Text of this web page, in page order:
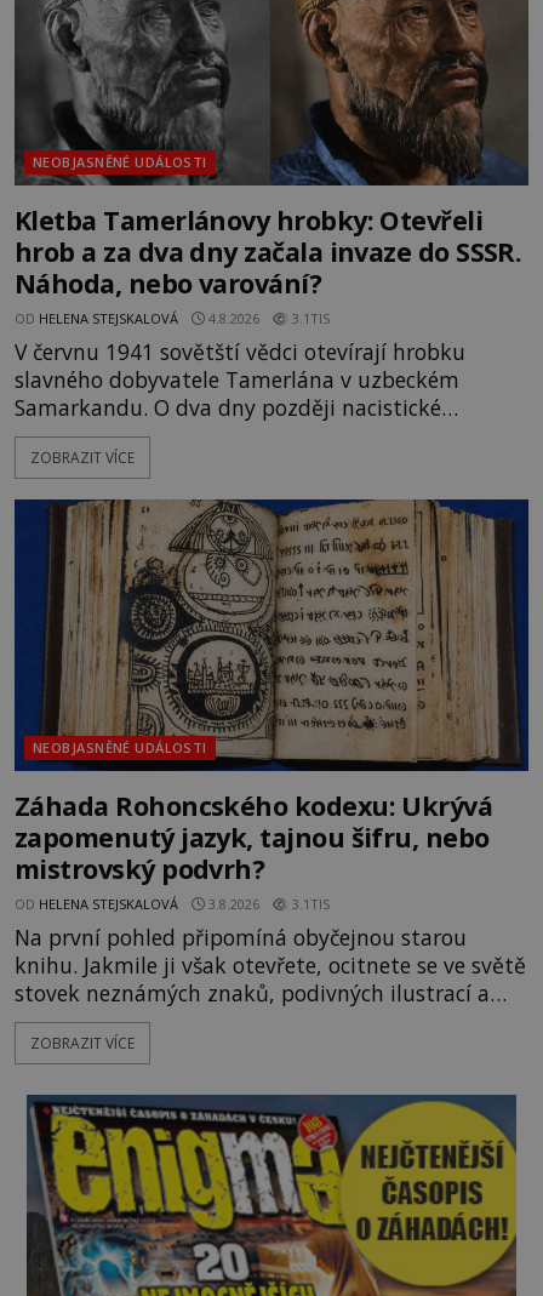
NEOBJASNĚNÉ UDÁLOSTI
Kletba Tamerlánovy hrobky: Otevřeli
hrob a za dva dny začala invaze do SSSR.
Náhoda, nebo varování?
OD HELENA STEJSKALOVÁ 4.8.2026 3.1TIS
V červnu 1941 sovětští vědci otevírají hrobku
slavného dobyvatele Tamerlána v uzbeckém
Samarkandu. O dva dny později nacistické
Německo zahajuje operaci Barbarossa a napadá
Sovětský svaz. Shoda dat je natolik zarážející, že se
na legendě něco pravdy, nebo jde jen o fascinující
souhru okolností? Když antropolog Michail
Gerasimov (1907-1970) a
ZOBRAZIT VÍCE
NEOBJASNĚNÉ UDÁLOSTI
Záhada Rohoncského kodexu: Ukrývá
zapomenutý jazyk, tajnou šifru, nebo
mistrovský podvrh?
OD HELENA STEJSKALOVÁ 3.8.2026 3.1TIS
Na první pohled připomíná obyčejnou starou
knihu. Jakmile ji však otevřete, ocitnete se ve světě
stovek neznámých znaků, podivných ilustrací a
textu, který už téměř dvě století vzdoruje všem
pokusům o rozluštění. Rohoncský kodex patří mezi
jistotou neví, kdo jej napsal, kdy vznikl ani co
vlastně vypráví. Rohoncský kodex se poprvé
objevuje v roce
ZOBRAZIT VÍCE